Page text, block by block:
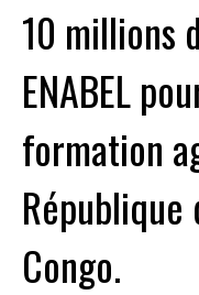
10 millions
ENABEL
formation
Congo.